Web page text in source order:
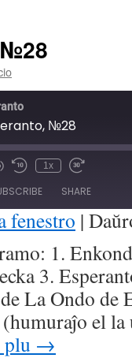
№28
№28
Unmute
Rewind
Seconds
1x
Fast
30
seconds
SHARE
fenestro |
1.
3.
La Ondo de
el la
→